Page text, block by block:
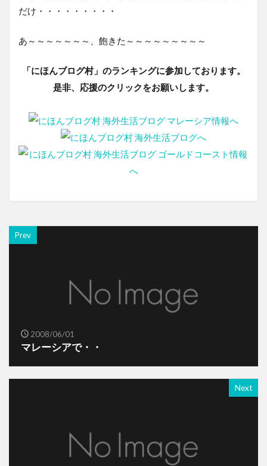
だけ・・・・・・・・・
あ～～～～～～～、飽きた～～～～～～～～～
「にほんブログ村」のランキングに参加しております。
是非、応援のクリックをお願いします。
Prev
2008/06/01
マレーシアで・・
Next